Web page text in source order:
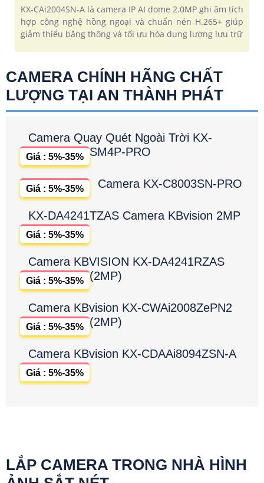
KX-CAi2004SN-A là camera IP AI dome 2.0MP ghi âm tích
hợp công nghệ hồng ngoại và chuẩn nén H.265+ giúp
giảm thiểu băng thông và tối ưu hóa dung lượng lưu trữ
CAMERA CHÍNH HÃNG CHẤT
LƯỢNG TẠI AN THÀNH PHÁT
Camera Quay Quét Ngoài Trời KX-
SM4P-PRO
Giá : 5%-35%
Camera KX-C8003SN-PRO
Giá : 5%-35%
KX-DA4241TZAS Camera KBvision 2MP
Giá : 5%-35%
Camera KBVISION KX-DA4241RZAS
(2MP)
Giá : 5%-35%
Camera KBvision KX-CWAi2008ZePN2
(2MP)
Giá : 5%-35%
Camera KBvision KX-CDAAi8094ZSN-A
Giá : 5%-35%
LẮP CAMERA TRONG NHÀ HÌNH